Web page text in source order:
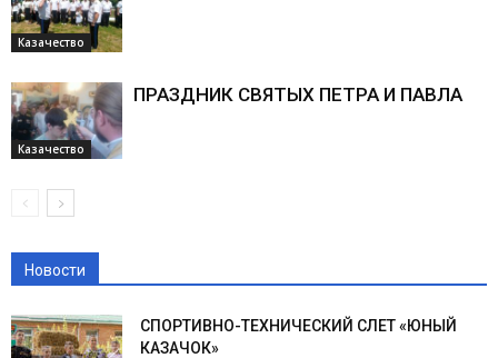
Казачество
Казачество
ПРАЗДНИК СВЯТЫХ ПЕТРА И ПАВЛА
Новости
СПОРТИВНО-ТЕХНИЧЕСКИЙ СЛЕТ «ЮНЫЙ
КАЗАЧОК»